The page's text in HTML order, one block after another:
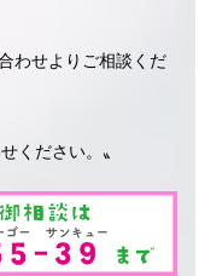
わせよりご相談くだ
ください。〟